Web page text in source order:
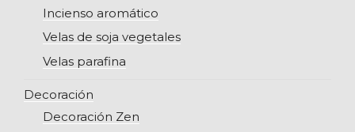
Incienso aromático
Velas de soja vegetales
Velas parafina
Decoración
Decoración Zen